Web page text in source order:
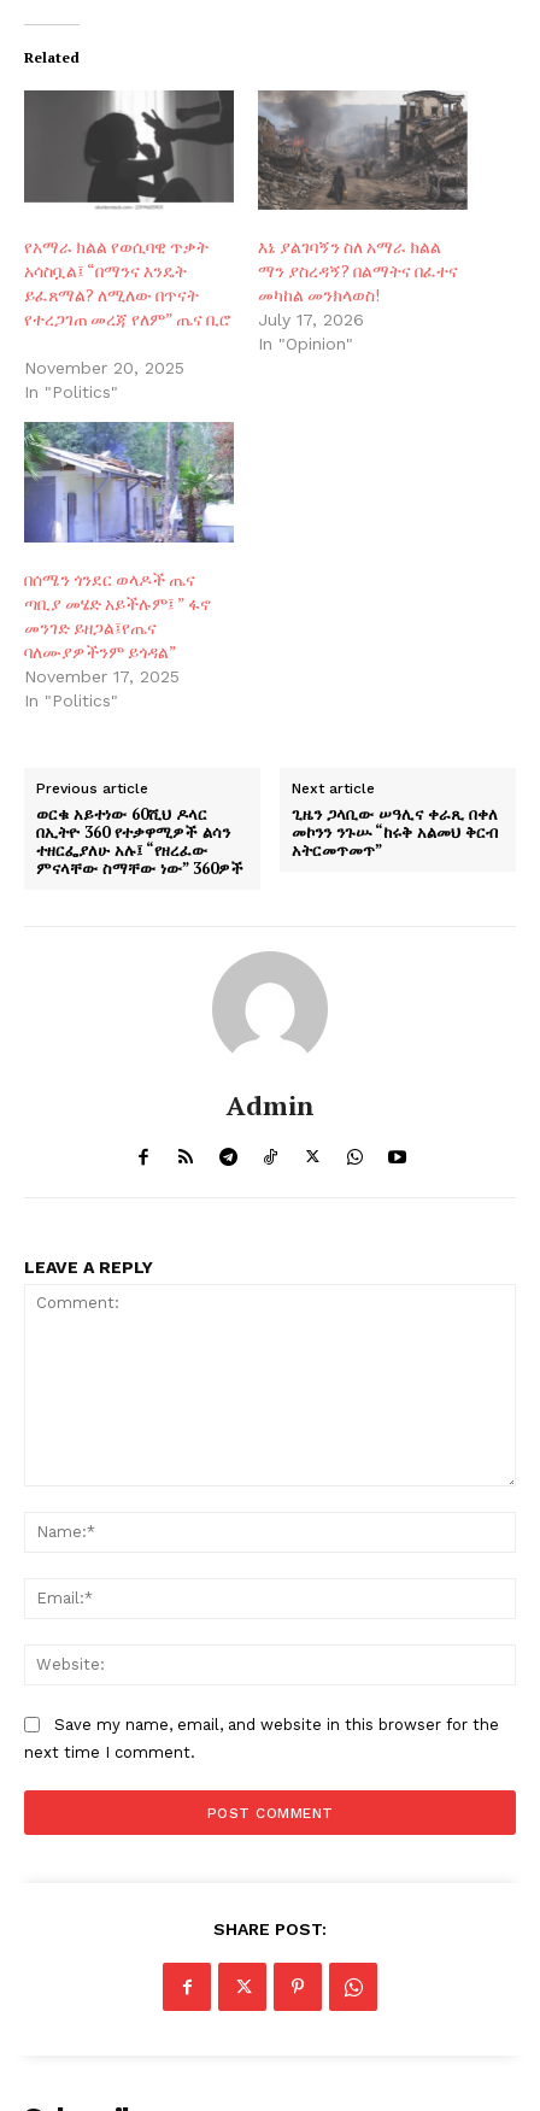
Related
የአማራ ክልል የወሲባዊ ጥቃት
አሳስቧል፤ “በማንና እንዴት
ይፈጸማል? ለሚለው በጥናት
የተረጋገጠ መረጃ የለም” ጤና ቢሮ
November 20, 2025
In "Politics"
እኔ ያልገባኝን ስለ አማራ ክልል
ማን ያስረዳኝ? በልማትና በፈተና
መካከል መንክላወስ!
July 17, 2026
In "Opinion"
በሰሜን ጎንደር ወላዶች ጤና
ጣቢያ መሄድ አይችሉም፤ ” ፋኖ
መንገድ ይዘጋል፤የጤና
ባለሙያዎችንም ይጎዳል”
November 17, 2025
In "Politics"
Previous article
ወርቁ አይተነው 60ሺህ ዶላር
በኢትዮ 360 የተቃዋሚዎች ልሳን
ተዘርፌያለሁ አሉ፤ “የዘረፈው
ምናላቸው ስማቸው ነው” 360ዎች
Next article
ጊዜን ጋላቢው ሠዓሊና ቀራጺ በቀለ
መኮንን ንጉሡ “ከሩቅ አልመህ ቅርብ
አትርመጥመጥ”
Admin
LEAVE A REPLY
Save my name, email, and website in this browser for the
next time I comment.
SHARE POST: